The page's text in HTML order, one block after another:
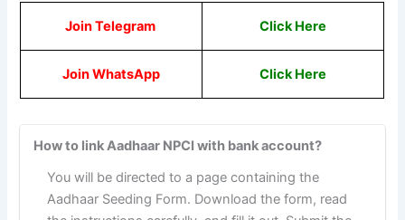
Join Telegram Click Here
Join WhatsApp Click Here
How to link Aadhaar NPCI with bank account?
You will be directed to a page containing the
Aadhaar Seeding Form. Download the form, read